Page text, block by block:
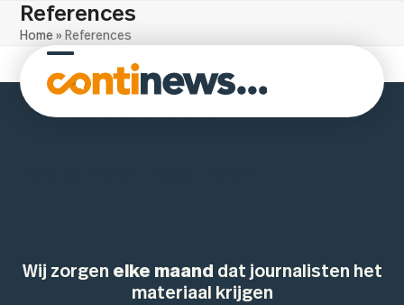
Skip
Open
Close
References
Home » References
References
Wij zorgen elke maand dat journalisten het
materiaal krijgen